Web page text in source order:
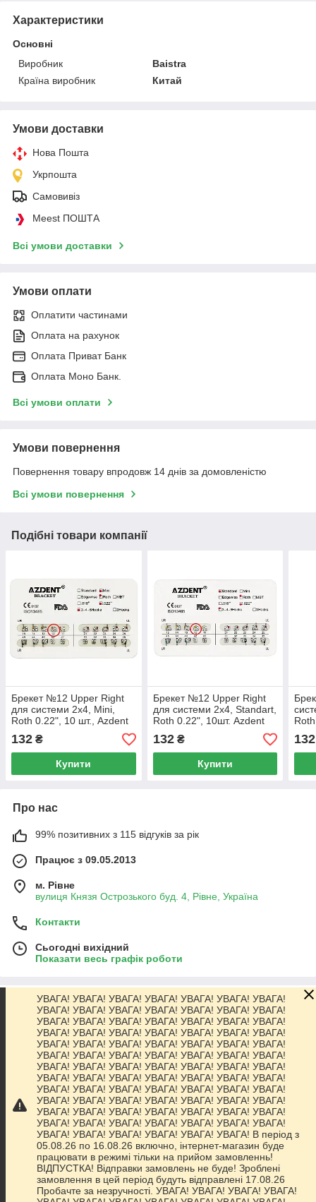
Характеристики
Основні
Виробник
Baistra
Країна виробник
Китай
Умови доставки
Нова Пошта
Укрпошта
Самовивіз
Meest ПОШТА
Всі умови доставки
Умови оплати
Оплатити частинами
Оплата на рахунок
Оплата Приват Банк
Оплата Моно Банк.
Всі умови оплати
Умови повернення
Повернення товару впродовж 14 днів за домовленістю
Всі умови повернення
Подібні товари компанії
Брекет №12 Upper Right
для системи 2х4, Mini,
Roth 0.22", 10 шт., Azdent
132 ₴
Купити
Брекет №12 Upper Right
для системи 2х4, Standart,
Roth 0.22", 10шт. Azdent
132₴
Купити
132
Про нас
99% позитивних з 115 відгуків за рік
Працює з 09.05.2013
м. Рівне
вулиця Князя Острозького буд. 4, Рівне, Україна
Контакти
Сьогодні вихідний
Показати весь графік роботи
Про нас
Контакти
Доставка та оплата
Графік роботи
Повна версія сайту
Сайт створено на маркетплейсіProm.ua
УВАГА! УВАГА! УВАГА! УВАГА! УВАГА! УВАГА! УВАГА!
УВАГА! УВАГА! УВАГА! УВАГА! УВАГА! УВАГА! УВАГА!
УВАГА! УВАГА! УВАГА! УВАГА! УВАГА! УВАГА! УВАГА!
УВАГА! УВАГА! УВАГА! УВАГА! УВАГА! УВАГА! УВАГА!
УВАГА! УВАГА! УВАГА! УВАГА! УВАГА! УВАГА! УВАГА!
УВАГА! УВАГА! УВАГА! УВАГА! УВАГА! УВАГА! УВАГА!
УВАГА! УВАГА! УВАГА! УВАГА! УВАГА! УВАГА! УВАГА!
УВАГА! УВАГА! УВАГА! УВАГА! УВАГА! УВАГА! УВАГА!
УВАГА! УВАГА! УВАГА! УВАГА! УВАГА! УВАГА! УВАГА!
УВАГА! УВАГА! УВАГА! УВАГА! УВАГА! УВАГА! УВАГА!
УВАГА! УВАГА! УВАГА! УВАГА! УВАГА! УВАГА! УВАГА!
УВАГА! УВАГА! УВАГА! УВАГА! УВАГА! УВАГА! УВАГА!
УВАГА! УВАГА! УВАГА! УВАГА! УВАГА! УВАГА! В період з
05.08.26 по 16.08.26 включно, інтернет-магазин буде
працювати в режимі тільки на прийом замовленнь!
ВІДПУСТКА! Відправки замовлень не буде! Зроблені
замовлення в цей період будуть відправлені 17.08.26
Пробачте за незручності. УВАГА! УВАГА! УВАГА! УВАГА!